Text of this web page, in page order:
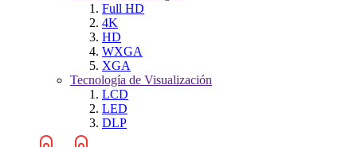
Full HD
4K
HD
WXGA
XGA
Tecnología de Visualización
LCD
LED
DLP